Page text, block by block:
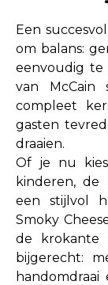
Een
om balans:
eenvoudig te
van
compleet
gasten
draaien.
Of je nu
kinderen, de
een stijlvol
Smoky
de krokante
bijgerecht: